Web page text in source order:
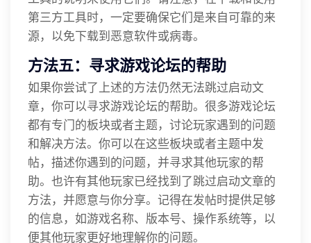
第三方工具时，一定要确保它们是来自可靠的来
源，以免下载到恶意软件或病毒。
方法五：寻求游戏论坛的帮助
如果你尝试了上述的方法仍然无法跳过启动文
章，你可以寻求游戏论坛的帮助。很多游戏论坛
都有专门的板块或者主题，讨论玩家遇到的问题
和解决方法。你可以在这些板块或者主题中发
帖，描述你遇到的问题，并寻求其他玩家的帮
助。也许有其他玩家已经找到了跳过启动文章的
方法，并愿意与你分享。记得在发帖时提供足够
的信息，如游戏名称、版本号、操作系统等，以
便其他玩家更好地理解你的问题。